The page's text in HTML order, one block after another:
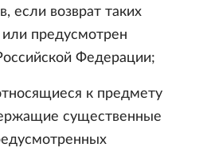
если возврат таких
или предусмотрен
Федерации;
к предмету
существенные